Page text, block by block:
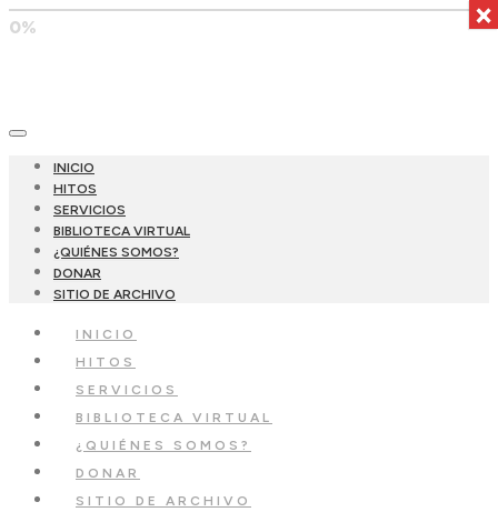
0%
INICIO
HITOS
SERVICIOS
BIBLIOTECA VIRTUAL
¿QUIÉNES SOMOS?
DONAR
SITIO DE ARCHIVO
INICIO
HITOS
SERVICIOS
BIBLIOTECA VIRTUAL
¿QUIÉNES SOMOS?
DONAR
SITIO DE ARCHIVO
×